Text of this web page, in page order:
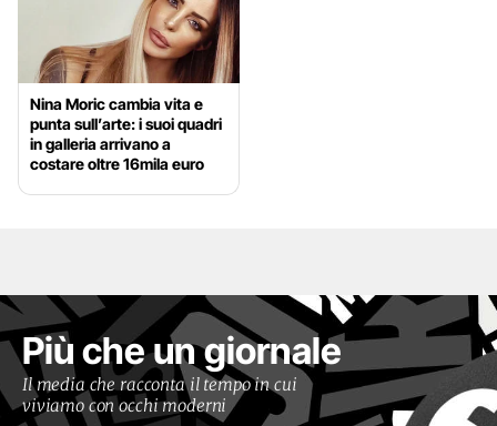
Nina Moric cambia vita e
punta sull’arte: i suoi quadri
in galleria arrivano a
costare oltre 16mila euro
Più che un giornale
Il media che racconta il tempo in cui
viviamo con occhi moderni